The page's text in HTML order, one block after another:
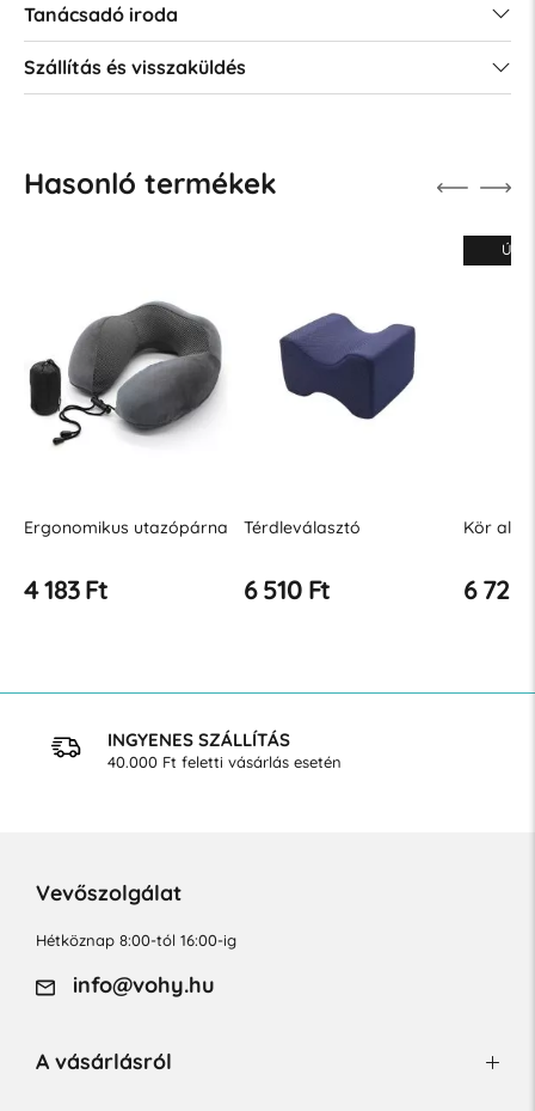
Tanácsadó iroda
Szállítás és visszaküldés
Hasonló termékek
Ergonomikus utazópárna
4 183 Ft
Térdleválasztó
6 510 Ft
Új
Kör
6 729
INGYENES SZÁLLÍTÁS
40.000 Ft feletti vásárlás esetén
Vevőszolgálat
Hétköznap 8:00-tól 16:00-ig
info@vohy.hu
A vásárlásról